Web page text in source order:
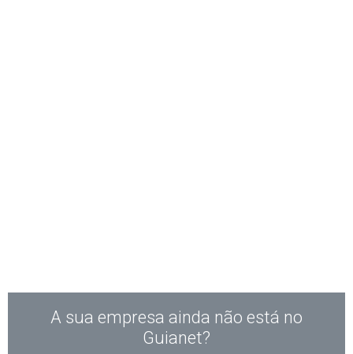
A sua empresa ainda não está no
Guianet?